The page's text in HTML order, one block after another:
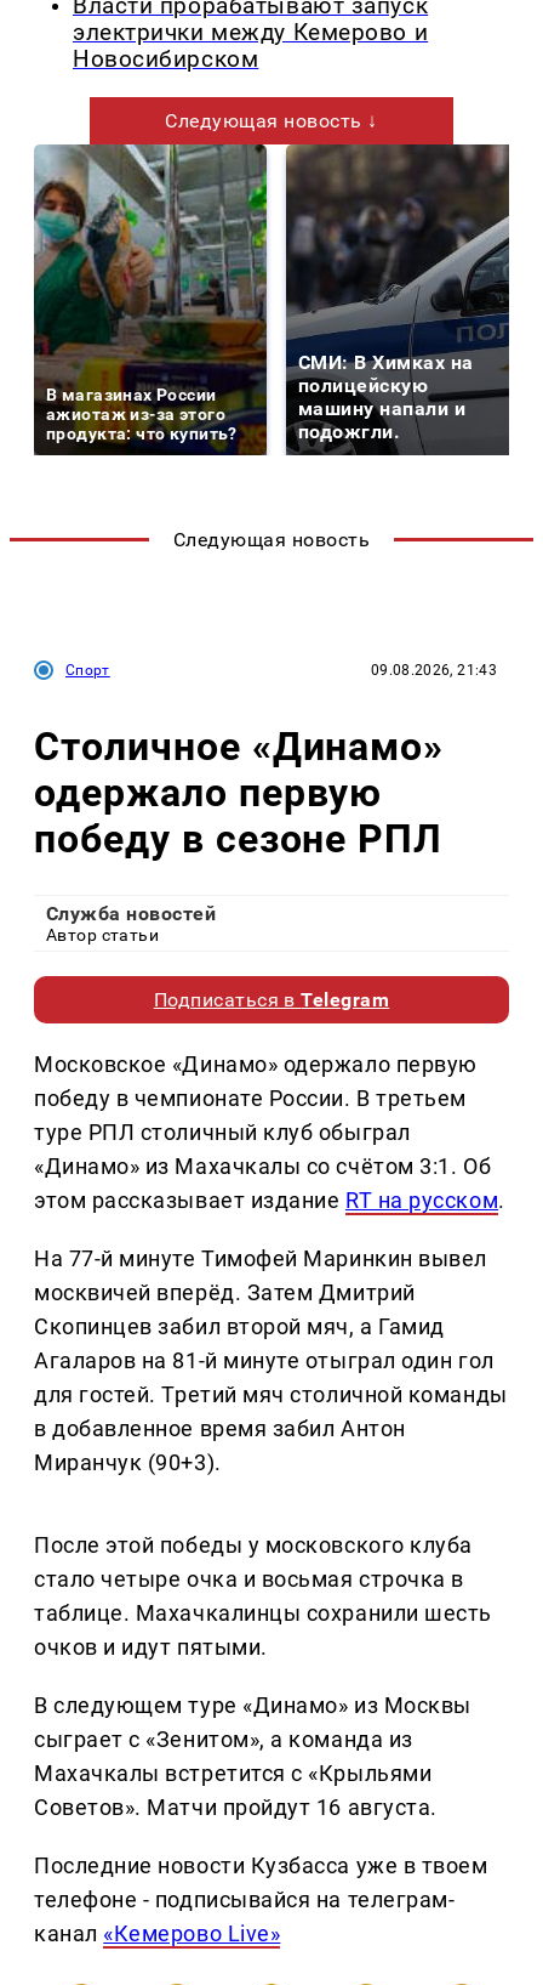
Власти прорабатывают запуск
электрички между Кемерово и
Новосибирском
Следующая новость ↓
В магазинах России
ажиотаж из-за этого
продукта: что купить?
СМИ: В Химках на
полицейскую
машину напали и
подожгли.
Следующая новость
Спорт 09.08.2026, 21:43
Столичное «Динамо»
одержало первую
победу в сезоне РПЛ
Служба новостей
Автор статьи
Подписаться вTelegram
Московское «Динамо» одержало первую
победу в чемпионате России. В третьем
туре РПЛ столичный клуб обыграл
«Динамо» из Махачкалы со счётом 3:1. Об
этом рассказывает издание RT на русском.
На 77-й минуте Тимофей Маринкин вывел
москвичей вперёд. Затем Дмитрий
Скопинцев забил второй мяч, а Гамид
Агаларов на 81-й минуте отыграл один гол
для гостей. Третий мяч столичной команды
в добавленное время забил Антон
Миранчук (90+3).
После этой победы у московского клуба
стало четыре очка и восьмая строчка в
таблице. Махачкалинцы сохранили шесть
очков и идут пятыми.
В следующем туре «Динамо» из Москвы
сыграет с «Зенитом», а команда из
Махачкалы встретится с «Крыльями
Советов». Матчи пройдут 16 августа.
Последние новости Кузбасса уже в твоем
телефоне - подписывайся на телеграм-
канал «Кемерово Live»